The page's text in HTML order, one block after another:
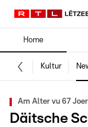
Home
Kultur
Am Alter vu 67 Joer
Däitsche